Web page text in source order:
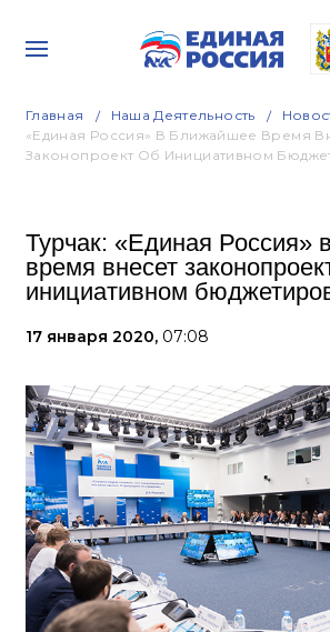
Главная Наша Деятельность
«Единая Россия» В Ближайшее Время
Законопроект Об Инициативном
Турчак: «Единая Россия»
время внесет
инициативном
17 января 2020, 07:08